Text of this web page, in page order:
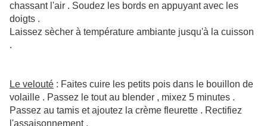
chassant l'air . Soudez les bords en appuyant avec les
doigts .
Laissez sècher à température ambiante jusqu'à la cuisson
.
Le velouté : Faites cuire les petits pois dans le bouillon de
volaille . Passez le tout au blender , mixez 5 minutes .
Passez au tamis et ajoutez la crème fleurette . Rectifiez
l'assaisonnement .